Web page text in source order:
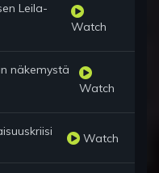
Leila-
Watch
näkemystä
Watch
Watch